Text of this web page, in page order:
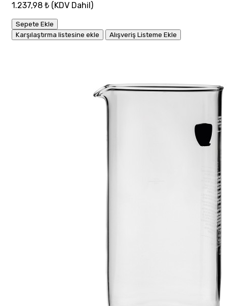
1.237,98 ₺ (KDV Dahil)
Sepete Ekle
Karşılaştırma listesine ekle
Alışveriş Listeme Ekle